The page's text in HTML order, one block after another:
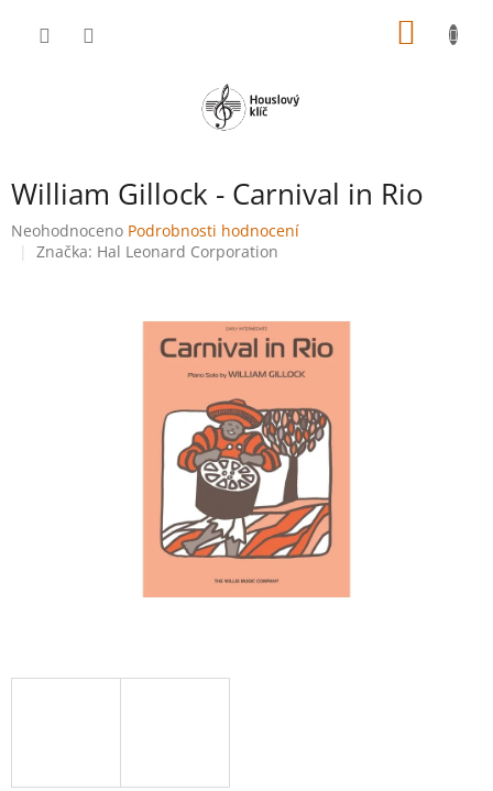
William Gillock - Carnival in Rio
Průměrné
hodnocení
Neohodnoceno Podrobnosti hodnocení
Značka: Hal Leonard Corporation